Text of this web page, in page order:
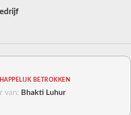
BETROKKEN
van: Bhakti Luhur